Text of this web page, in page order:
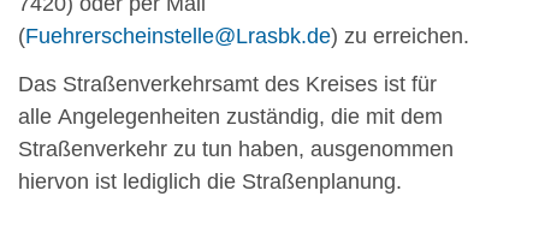
(Fuehrerscheinstelle@Lrasbk.de) zu erreichen.
Das Straßenverkehrsamt des Kreises ist für
alle Angelegenheiten zuständig, die mit dem
Straßenverkehr zu tun haben, ausgenommen
hiervon ist lediglich die Straßenplanung.